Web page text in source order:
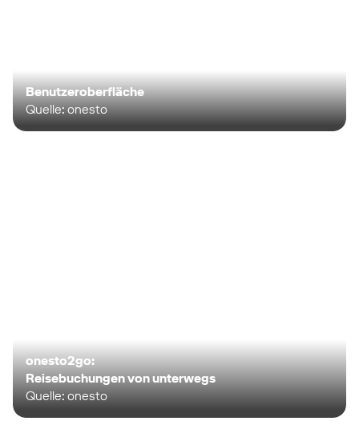
Benutzeroberfläche
Quelle: onesto
onesto2go:
Reisebuchungen von unterwegs
Quelle: onesto